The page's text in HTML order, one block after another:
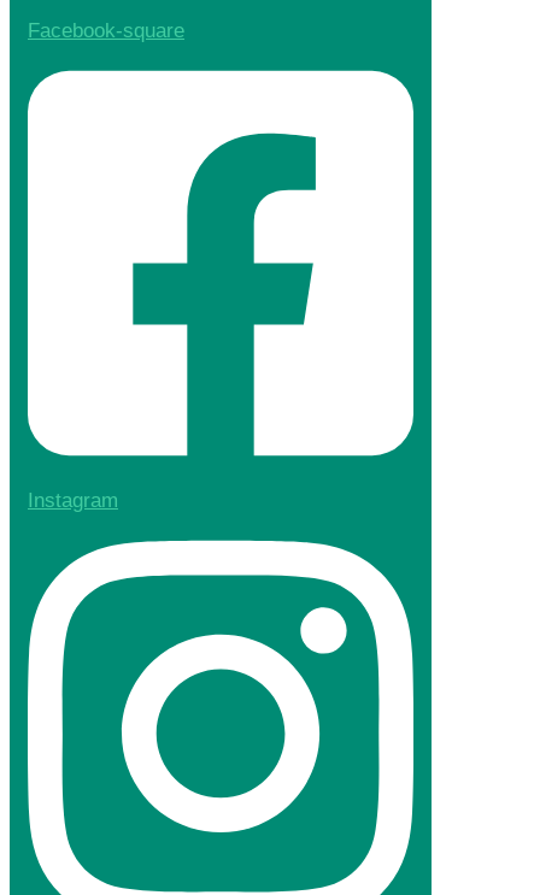
Facebook-square
Instagram